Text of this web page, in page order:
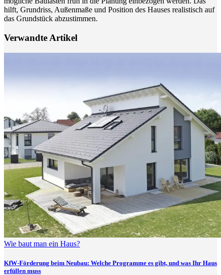
hilft, Grundriss, Außenmaße und Position des Hauses realistisch auf
das Grundstück abzustimmen.
Verwandte Artikel
Wie baut man ein Haus?
KfW-Förderung beim Neubau: Welche Programme es gibt, und was Ihr Haus
erfüllen muss